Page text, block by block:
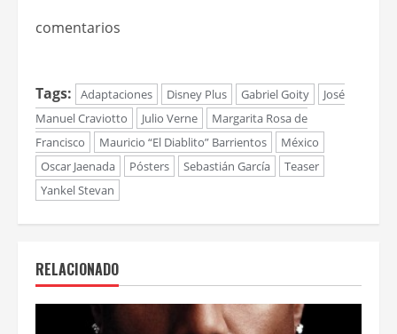
comentarios
Tags: Adaptaciones Disney Plus Gabriel Goity
José
Manuel Craviotto
Julio Verne
Margarita Rosa de
Francisco
Mauricio “El Diablito” Barrientos
México
Oscar Jaenada
Pósters Sebastián García
Teaser
Yankel Stevan
RELACIONADO